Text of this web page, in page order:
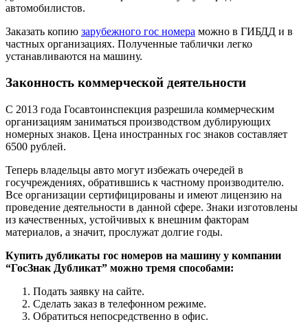
автомобилистов.
Заказать копию зарубежного гос номера можно в ГИБДД и в
частных организациях. Полученные таблички легко
устанавливаются на машину.
Законность коммерческой деятельности
С 2013 года Госавтоинспекция разрешила коммерческим
организациям заниматься производством дублирующих
номерных знаков. Цена иностранных гос знаков составляет
6500 рублей.
Теперь владельцы авто могут избежать очередей в
госучреждениях, обратившись к частному производителю.
Все организации сертифицированы и имеют лицензию на
проведение деятельности в данной сфере. Знаки изготовлены
из качественных, устойчивых к внешним факторам
материалов, а значит, прослужат долгие годы.
Купить дубликаты гос номеров на машину у компании
“ГосЗнак Дубликат” можно тремя способами:
Подать заявку на сайте.
Сделать заказ в телефонном режиме.
Обратиться непосредственно в офис.